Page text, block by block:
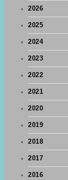
2026
2025
2024
2023
2022
2021
2020
2019
2018
2017
2016